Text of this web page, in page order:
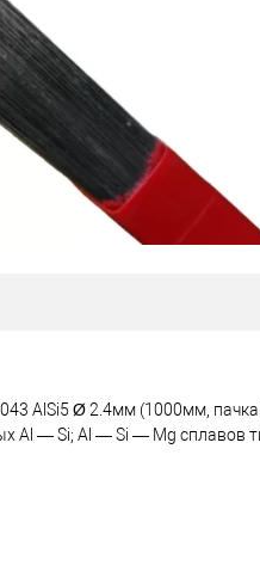
AlSi5 Ø 2.4мм (1000мм,
Al — Si; Al — Si — Mg